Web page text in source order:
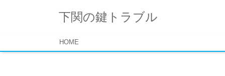
下関の鍵トラブル
HOME